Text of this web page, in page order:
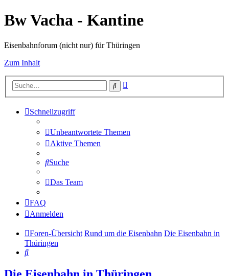
Bw Vacha - Kantine
Eisenbahnforum (nicht nur) für Thüringen
Zum Inhalt
Suche
Schnellzugriff
Unbeantwortete Themen
Aktive Themen
Suche
Das Team
FAQ
Anmelden
Foren-Übersicht Rund um die Eisenbahn Die Eisenbahn in
Thüringen
Suche